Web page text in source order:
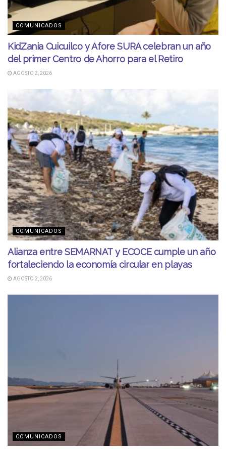
COMUNICADOS
KidZania Cuicuilco y Afore SURA celebran un año
del primer Centro de Ahorro para el Retiro
AGOSTO 2, 2026
COMUNICADOS
Alianza entre SEMARNAT y ECOCE cumple un año
fortaleciendo la economía circular en playas
AGOSTO 2, 2026
COMUNICADOS